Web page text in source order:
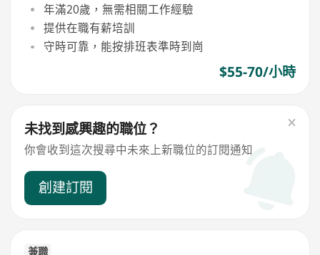
年滿20歲，無需相關工作經驗
提供在職有薪培訓
守時可靠，能按排班表準時到崗
$55-70/小時
未找到感興趣的職位？
你會收到這次搜尋中未來上新職位的訂閱通知
創建訂閱
兼職